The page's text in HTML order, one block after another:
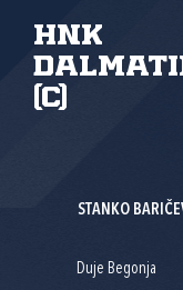
HNK
(C)
STANKO
Duje Begonja